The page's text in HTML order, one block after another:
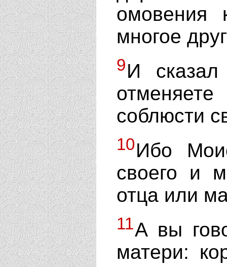
омовения
многое
9И
соблюсти
10Ибо
своего и
отца или
11А вы
матери: